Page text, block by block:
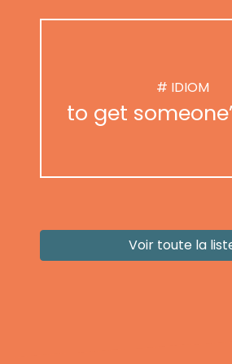
# IDIOM
to get
Voir toute la